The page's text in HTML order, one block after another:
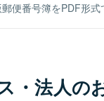
便番号簿をPDF形式
・法人の